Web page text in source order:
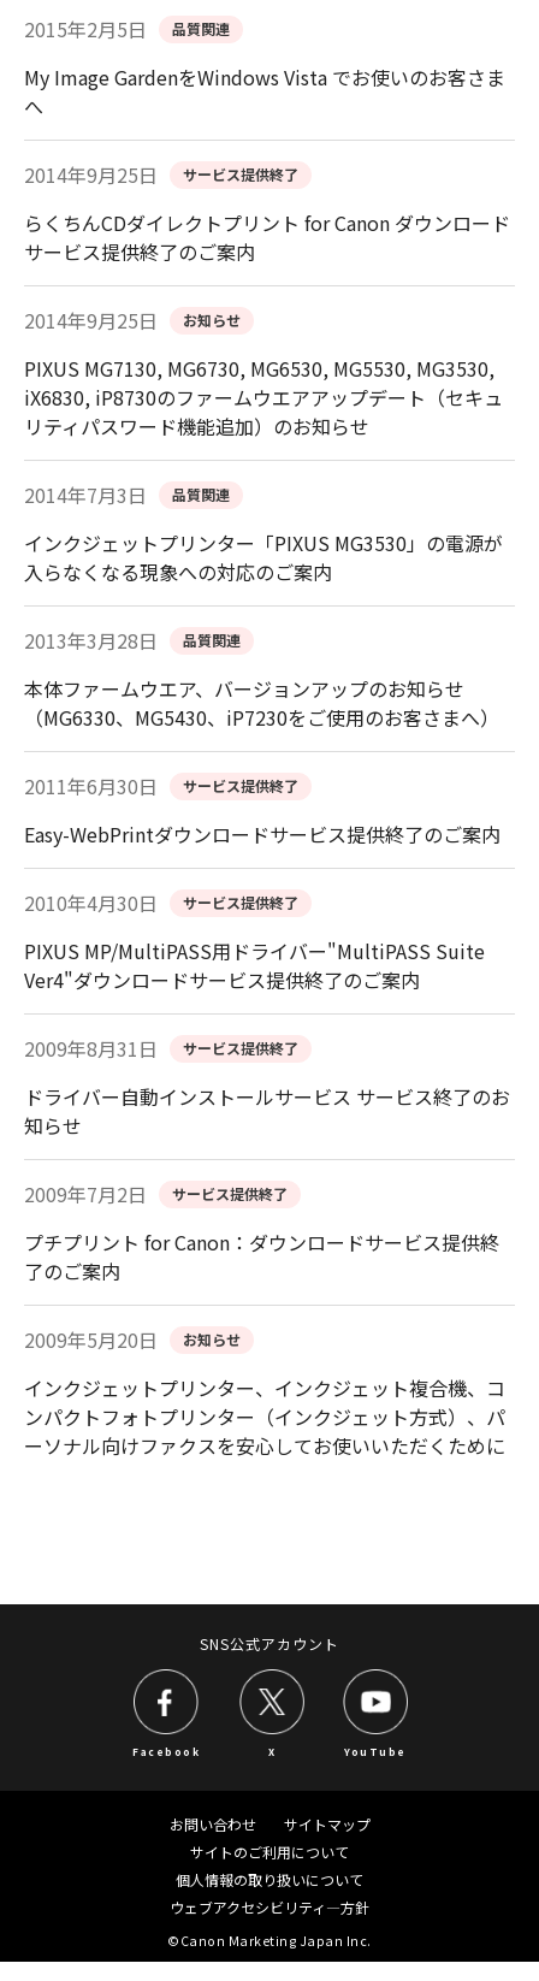
2015年2月5日 品質関連
My Image GardenをWindows Vista でお使いのお客さま
へ
2014年9月25日 サービス提供終了
らくちんCDダイレクトプリント for Canon ダウンロード
サービス提供終了のご案内
2014年9月25日 お知らせ
PIXUS MG7130, MG6730, MG6530, MG5530, MG3530,
iX6830, iP8730のファームウエアアップデート（セキュ
リティパスワード機能追加）のお知らせ
2014年7月3日 品質関連
インクジェットプリンター「PIXUS MG3530」の電源が
入らなくなる現象への対応のご案内
2013年3月28日 品質関連
本体ファームウエア、バージョンアップのお知らせ
（MG6330、MG5430、iP7230をご使用のお客さまへ）
2011年6月30日 サービス提供終了
Easy-WebPrintダウンロードサービス提供終了のご案内
2010年4月30日 サービス提供終了
PIXUS MP/MultiPASS用ドライバー"MultiPASS Suite
Ver4"ダウンロードサービス提供終了のご案内
2009年8月31日 サービス提供終了
ドライバー自動インストールサービス サービス終了のお
知らせ
2009年7月2日 サービス提供終了
プチプリント for Canon：ダウンロードサービス提供終
了のご案内
2009年5月20日 お知らせ
インクジェットプリンター、インクジェット複合機、コ
ンパクトフォトプリンター（インクジェット方式）、パ
ーソナル向けファクスを安心してお使いいただくために
SNS公式アカウント
Facebook X YouTube
お問い合わせ
サイトマップ
サイトのご利用について
個人情報の取り扱いについて
ウェブアクセシビリティ―方針
©Canon Marketing Japan Inc.